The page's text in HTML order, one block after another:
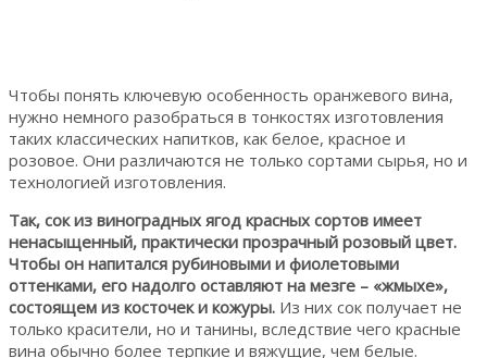
Чтобы понять ключевую особенность оранжевого вина,
нужно немного разобраться в тонкостях изготовления
таких классических напитков, как белое, красное и
розовое. Они различаются не только сортами сырья, но и
технологией изготовления.
Так, сок из виноградных ягод красных сортов имеет
ненасыщенный, практически прозрачный розовый цвет.
Чтобы он напитался рубиновыми и фиолетовыми
оттенками, его надолго оставляют на мезге – «жмыхе»,
состоящем из косточек и кожуры. Из них сок получает не
только красители, но и танины, вследствие чего красные
вина обычно более терпкие и вяжущие, чем белые.